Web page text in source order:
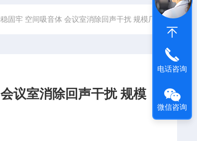
固牢 空间吸音体 会议室消除回声干扰 规模厂家
议室消除回声干扰 规模
电话咨询
微信咨询